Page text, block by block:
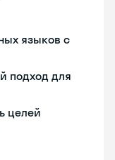
языков с
подход для
целей